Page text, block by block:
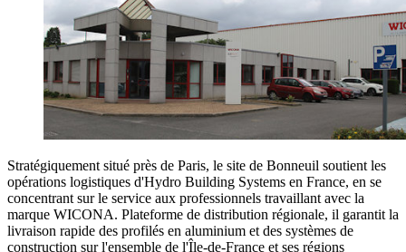
Stratégiquement situé près de Paris, le site de Bonneuil soutient les
opérations logistiques d'Hydro Building Systems en France, en se
concentrant sur le service aux professionnels travaillant avec la
marque WICONA. Plateforme de distribution régionale, il garantit la
livraison rapide des profilés en aluminium et des systèmes de
construction sur l'ensemble de l'Île-de-France et ses régions